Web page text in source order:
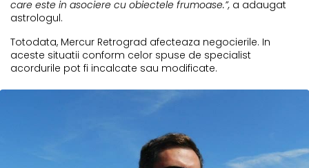
care este in asociere cu obiectele frumoase.”, a adaugat
astrologul.
Totodata, Mercur Retrograd afecteaza negocierile. In
aceste situatii conform celor spuse de specialist
acordurile pot fi incalcate sau modificate.